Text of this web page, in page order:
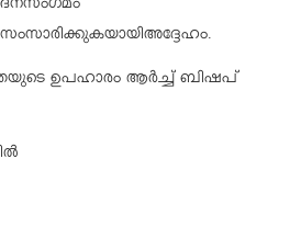
ഉപഹാരം ആർച്ച് ബിഷപ്